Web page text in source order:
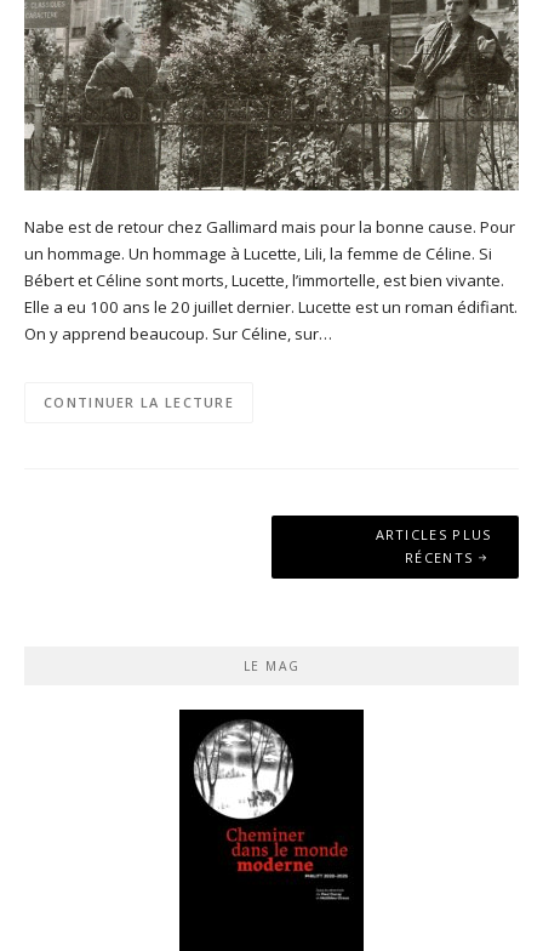
Nabe est de retour chez Gallimard mais pour la bonne cause. Pour
un hommage. Un hommage à Lucette, Lili, la femme de Céline. Si
Bébert et Céline sont morts, Lucette, l’immortelle, est bien vivante.
Elle a eu 100 ans le 20 juillet dernier. Lucette est un roman édifiant.
On y apprend beaucoup. Sur Céline, sur…
CONTINUER LA LECTURE
ARTICLES PLUS
RÉCENTS
LE MAG